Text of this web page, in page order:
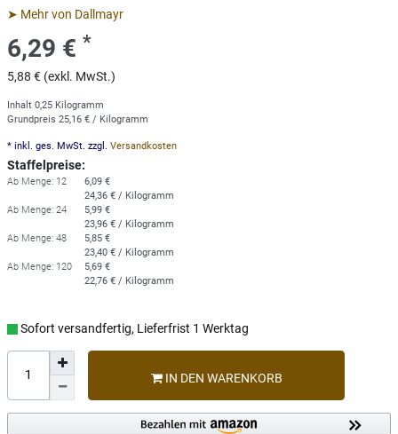
➤ Mehr von Dallmayr
6,29 € *
5,88 € (exkl. MwSt.)
Inhalt 0,25 Kilogramm
Grundpreis 25,16 € / Kilogramm
* inkl. ges. MwSt. zzgl. Versandkosten
Staffelpreise:
Ab Menge: 12
6,09 €
24,36 € / Kilogramm
Ab Menge: 24
5,99 €
23,96 € / Kilogramm
Ab Menge: 48
5,85 €
23,40 € / Kilogramm
Ab Menge: 120
5,69 €
22,76 € / Kilogramm
Sofort versandfertig, Lieferfrist 1 Werktag
IN DEN WARENKORB